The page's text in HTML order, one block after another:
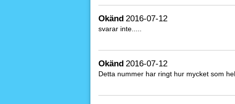
Okänd 2016-07-12
svarar inte.....
Okänd 2016-07-12
Detta nummer har ringt hur mycket som